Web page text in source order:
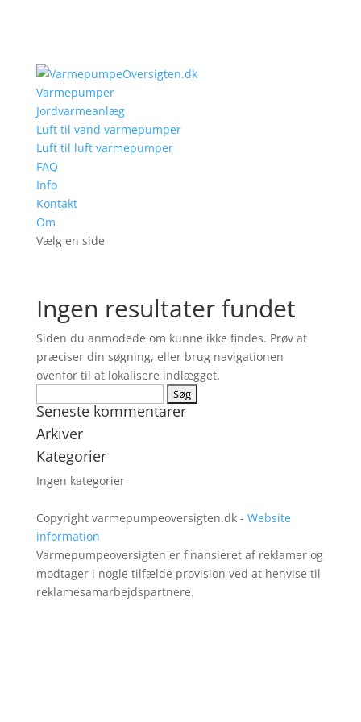
Varmepumper
Jordvarmeanlæg
Luft til vand varmepumper
Luft til luft varmepumper
FAQ
Info
Kontakt
Om
Vælg en side
Ingen resultater fundet
Siden du anmodede om kunne ikke findes. Prøv at
præciser din søgning, eller brug navigationen
ovenfor til at lokalisere indlægget.
efter:
Seneste kommentarer
Arkiver
Kategorier
Ingen kategorier
Copyright varmepumpeoversigten.dk - Website
information
Varmepumpeoversigten er finansieret af reklamer og
modtager i nogle tilfælde provision ved at henvise til
reklamesamarbejdspartnere.